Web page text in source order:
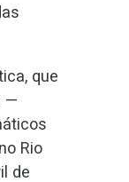
que
—
Rio
de